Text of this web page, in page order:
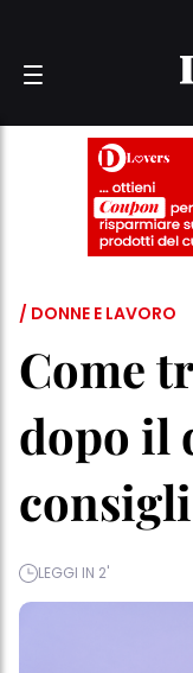
/ DONNE E LAVORO
Come
dopo il
consigli
LEGGI IN 2'